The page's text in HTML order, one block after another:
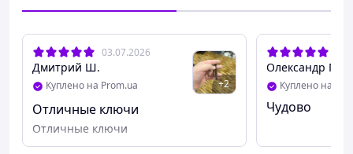
03.07.2026
Дмитрий Ш.
Куплено на Prom.ua +2
Отличные ключи
Отличные ключи
Олександр Г.
Куплено на
Чудово